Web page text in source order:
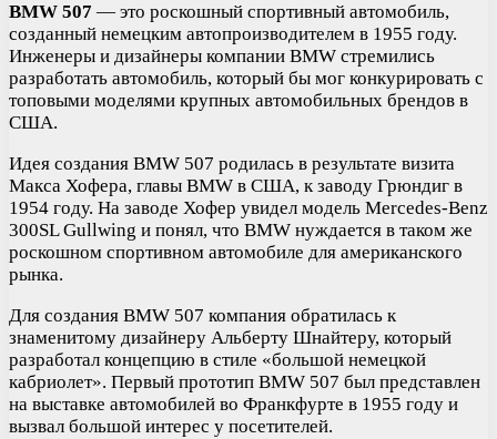
BMW 507 — это роскошный спортивный автомобиль,
созданный немецким автопроизводителем в 1955 году.
Инженеры и дизайнеры компании BMW стремились
разработать автомобиль, который бы мог конкурировать с
топовыми моделями крупных автомобильных брендов в
США.
Идея создания BMW 507 родилась в результате визита
Макса Хофера, главы BMW в США, к заводу Грюндиг в
1954 году. На заводе Хофер увидел модель Mercedes-Benz
300SL Gullwing и понял, что BMW нуждается в таком же
роскошном спортивном автомобиле для американского
рынка.
Для создания BMW 507 компания обратилась к
знаменитому дизайнеру Альберту Шнайтеру, который
разработал концепцию в стиле «большой немецкой
кабриолет». Первый прототип BMW 507 был представлен
на выставке автомобилей во Франкфурте в 1955 году и
вызвал большой интерес у посетителей.